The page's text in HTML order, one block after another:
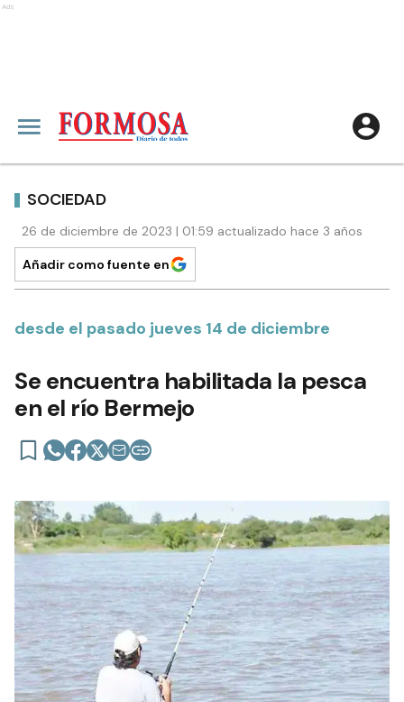
Ads
SOCIEDAD
26 de diciembre de 2023 | 01:59 actualizado hace 3 años
Añadir como fuente en
desde el pasado jueves 14 de diciembre
Se encuentra habilitada la pesca
en el río Bermejo